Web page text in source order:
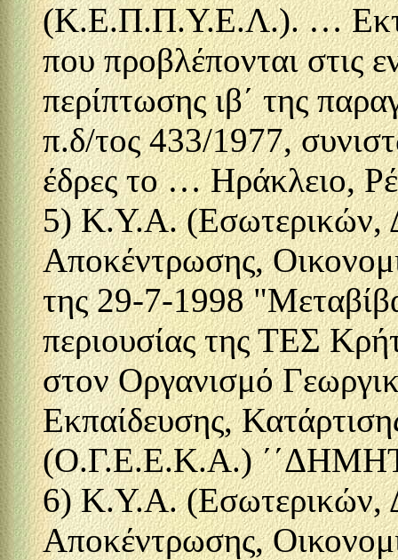
(Κ.Ε.Π.Π.Υ.Ε.Λ.). …
που προβλέπονται στις
περίπτωσης ιβ΄ της
π.δ/τος 433/1977,
έδρες το … Ηράκλειο,
5) Κ.Υ.Α. (Εσωτερικών,
Αποκέντρωσης,
της 29-7-1998
περιουσίας της ΤΕΣ
στον Οργανισμό
Εκπαίδευσης,
(Ο.Γ.Ε.Ε.Κ.Α.)
6) Κ.Υ.Α. (Εσωτερικών,
Αποκέντρωσης,